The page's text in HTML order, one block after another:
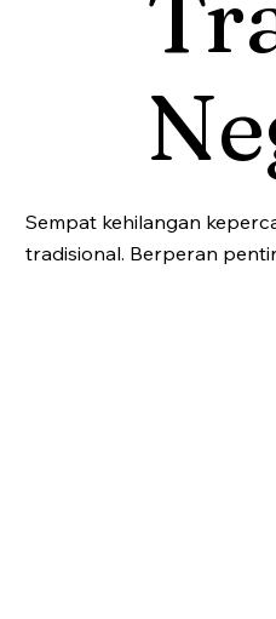
Sempat kehilangan
tradisional. Berperan